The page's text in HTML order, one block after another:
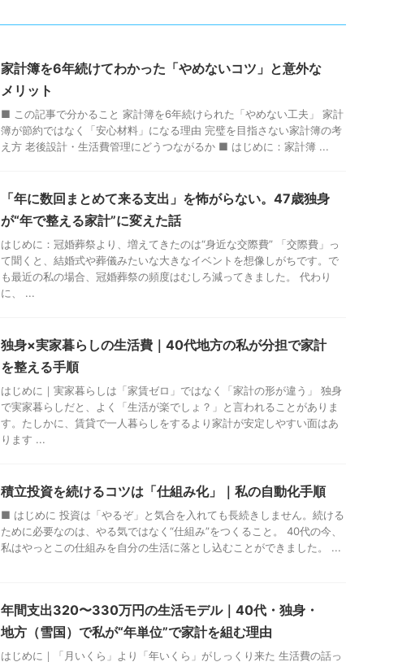
家計簿を6年続けてわかった「やめないコツ」と意外な
メリット
■ この記事で分かること 家計簿を6年続けられた「やめない工夫」 家計
簿が節約ではなく「安心材料」になる理由 完璧を目指さない家計簿の考
え方 老後設計・生活費管理にどうつながるか ■ はじめに：家計簿 ...
「年に数回まとめて来る支出」を怖がらない。47歳独身
が“年で整える家計”に変えた話
はじめに：冠婚葬祭より、増えてきたのは“身近な交際費” 「交際費」っ
て聞くと、結婚式や葬儀みたいな大きなイベントを想像しがちです。で
も最近の私の場合、冠婚葬祭の頻度はむしろ減ってきました。 代わり
に、 ...
独身×実家暮らしの生活費｜40代地方の私が分担で家計
を整える手順
はじめに｜実家暮らしは「家賃ゼロ」ではなく「家計の形が違う」 独身
で実家暮らしだと、よく「生活が楽でしょ？」と言われることがありま
す。たしかに、賃貸で一人暮らしをするより家計が安定しやすい面はあ
ります ...
積立投資を続けるコツは「仕組み化」｜私の自動化手順
■ はじめに 投資は「やるぞ」と気合を入れても長続きしません。続ける
ために必要なのは、やる気ではなく“仕組み”をつくること。 40代の今、
私はやっとこの仕組みを自分の生活に落とし込むことができました。 ...
年間支出320〜330万円の生活モデル｜40代・独身・
地方（雪国）で私が“年単位”で家計を組む理由
はじめに｜「月いくら」より「年いくら」がしっくり来た 生活費の話っ